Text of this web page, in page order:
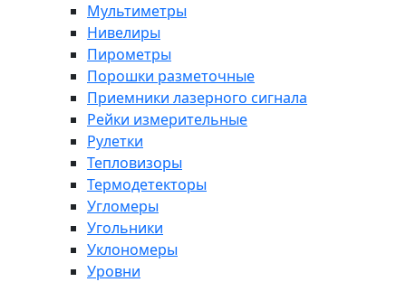
Мультиметры
Нивелиры
Пирометры
Порошки разметочные
Приемники лазерного сигнала
Рейки измерительные
Рулетки
Тепловизоры
Термодетекторы
Угломеры
Угольники
Уклономеры
Уровни